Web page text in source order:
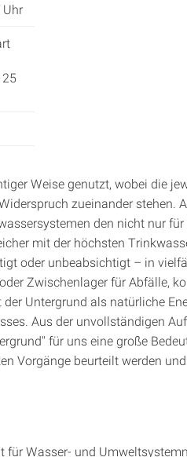
Uhr
Weise genutzt, wobei die
zueinander stehen.
den nicht nur für
mit der höchsten
oder unbeabsichtigt – in
Zwischenlager für Abfälle,
Untergrund als natürliche
Aus der unvollständigen
für uns eine große
Vorgänge beurteilt werden
Wasser- und